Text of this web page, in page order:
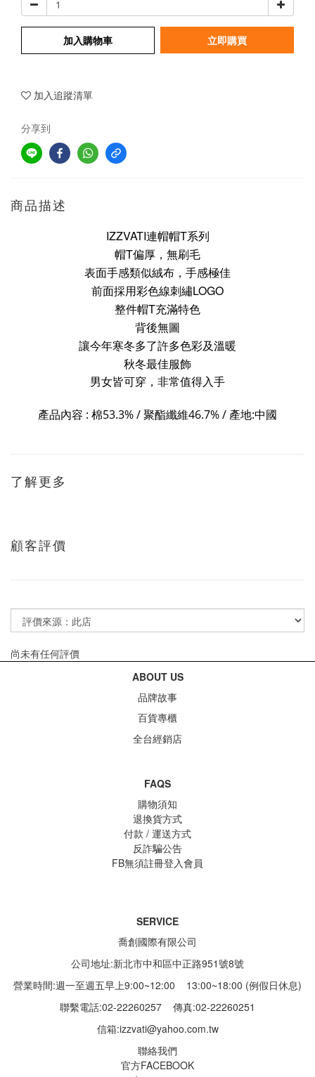
加入購物車 立即購買
加入追蹤清單
分享到
商品描述
IZZVATI連帽帽T系列
帽T偏厚，無刷毛
表面手感類似絨布，手感極佳
前面採用彩色線刺繡LOGO
整件帽T充滿特色
背後無圖
讓今年寒冬多了許多色彩及溫暖
秋冬最佳服飾
男女皆可穿，非常值得入手
產品內容 : 棉53.3% /聚酯纖維46.7%/ 產地:中國
了解更多
顧客評價
尚未有任何評價
ABOUT US
品牌故事
百貨專櫃
全台經銷店
FAQS
購物須知
退換貨方式
付款 / 運送方式
反詐騙公告
FB無須註冊登入會員
SERVICE
喬創國際有限公司
公司地址:新北市中和區中正路951號8號
營業時間:週一至週五早上9:00~12:00 13:00~18:00 (例假日休息)
聯繫電話:02-22260257 傳真:02-22260251
信箱:izzvati@yahoo.com.tw
聯絡我們
官方FACEBOOK